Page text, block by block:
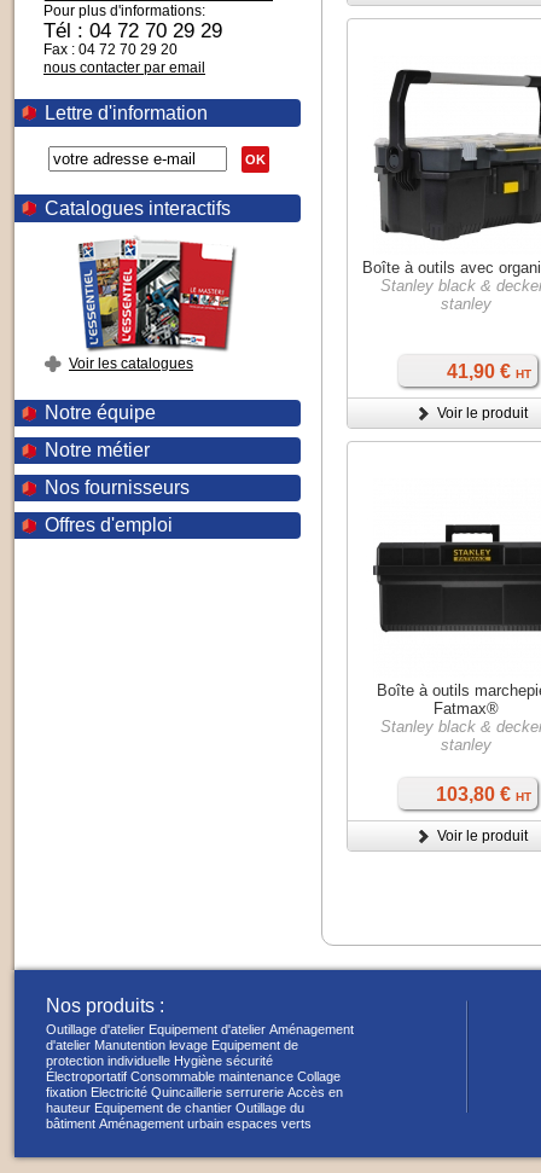
Pour plus d'informations:
Tél : 04 72 70 29 29
Fax : 04 72 70 29 20
nous contacter par email
Lettre d'information
OK
Catalogues interactifs
Voir les catalogues
Notre équipe
Notre métier
Nos fournisseurs
Offres d'emploi
Boîte à outils avec
Stanley black &
stanley
41,90 € HT
Voir le produit
Boîte à outils
Fatmax®
Stanley black &
stanley
103,80 € HT
Voir le produit
Nos produits :
Outillage d'atelier Equipement d'atelier Aménagement
d'atelier Manutention levage Equipement de
protection individuelle Hygiène sécurité
Électroportatif Consommable maintenance Collage
fixation Electricité Quincaillerie serrurerie Accès en
hauteur Equipement de chantier Outillage du
bâtiment Aménagement urbain espaces verts